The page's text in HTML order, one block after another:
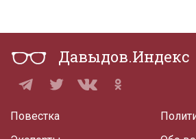
Давыдов.Индекс
Повестка